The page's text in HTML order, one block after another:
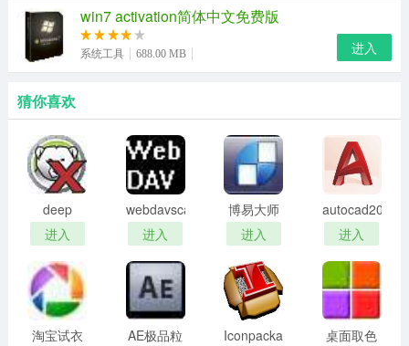
win7 activation简体中文免费版
系统工具 688.00 MB 进入
猜你喜欢
deep
freeze
password
remover(冰
点还原密
码清除器)
进入
webdavscan
客户端
(web漏洞
扫描软件)
进入
博易大师
资管版
进入
autocad2002
迷你版
进入
淘宝试衣
AE极品粒
Iconpackager
桌面取色